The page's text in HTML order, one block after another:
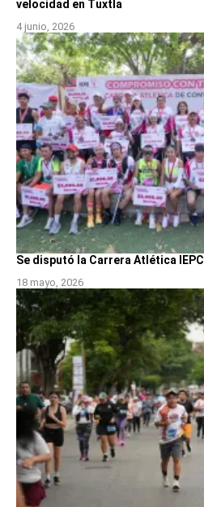
velocidad en Tuxtla
4 junio, 2026
Se disputó la Carrera Atlética IEPC
18 mayo, 2026